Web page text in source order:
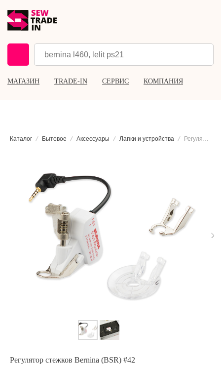
МАГАЗИН TRADE-IN СЕРВИС КОМПАНИЯ
Каталог Бытовое Аксессуары Лапки и устройства
Регулятор стежков Bernina (BSR) #42